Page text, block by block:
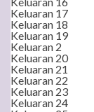
Keluaran 17
Keluaran 18
Keluaran 19
Keluaran 2
Keluaran 20
Keluaran 21
Keluaran 22
Keluaran 23
Keluaran 24